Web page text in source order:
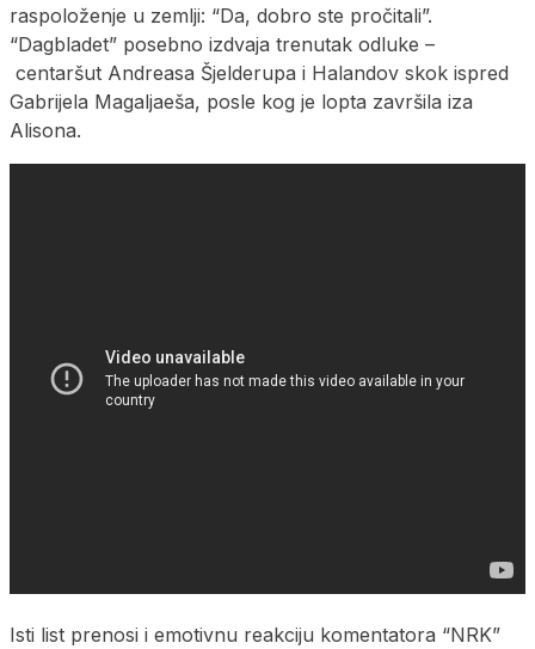
raspoloženje u zemlji: “Da, dobro ste pročitali”.
“Dagbladet” posebno izdvaja trenutak odluke –
centaršut Andreasa Šjelderupa i Halandov skok ispred
Gabrijela Magaljaeša, posle kog je lopta završila iza
Alisona.
Isti list prenosi i emotivnu reakciju komentatora “NRK”